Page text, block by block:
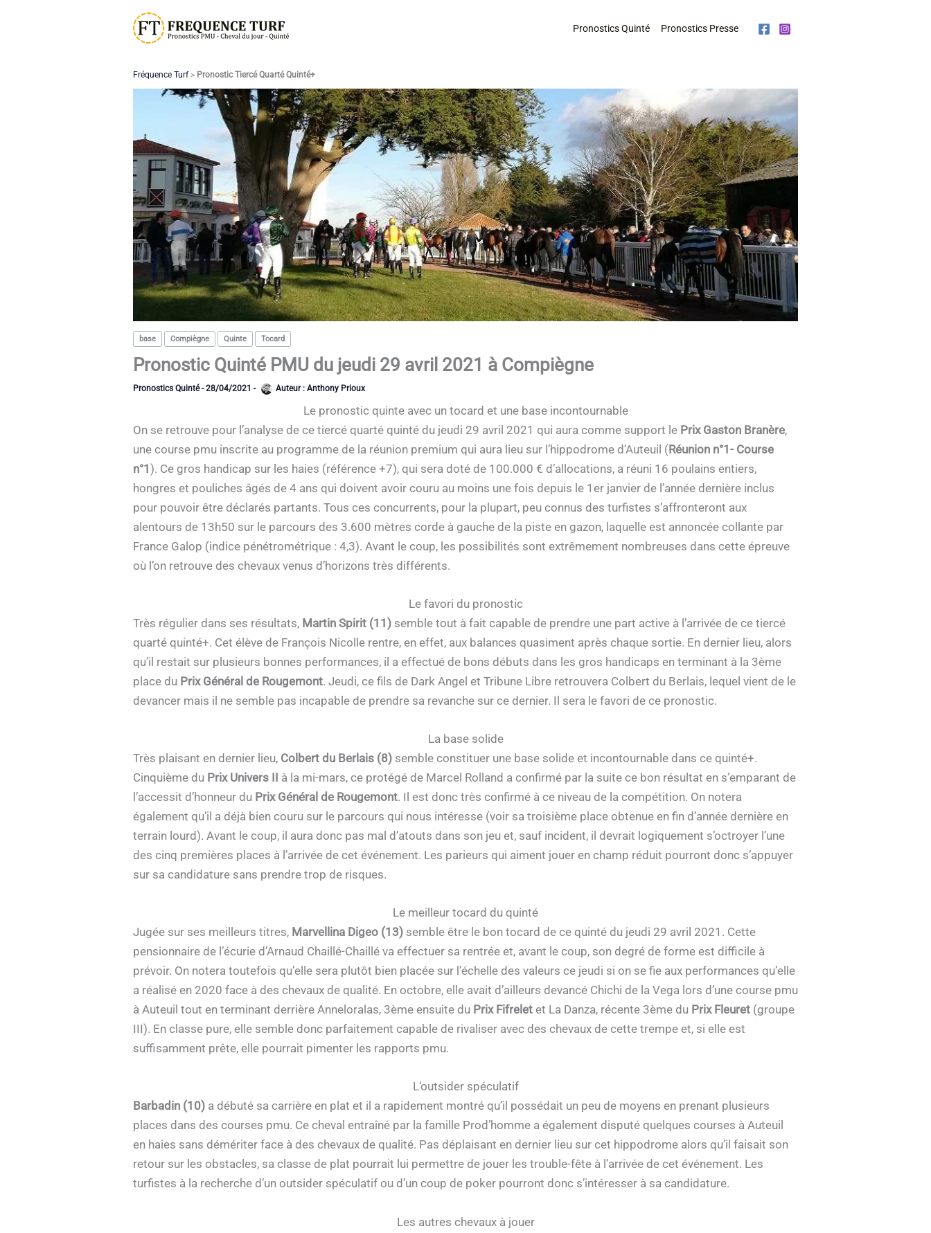
Pronostics Quinté Pronostics Presse
Fréquence Turf> Pronostic Tiercé Quarté Quinté+
base Compiègne Quinte Tocard
Pronostic Quinté PMU du jeudi 29 avril 2021 à Compiègne
Pronostics Quinté-28/04/2021 - Auteur : Anthony Prioux
Le pronostic quinte avec un tocard et une base incontournable
On se retrouve pour l’analyse de ce tiercé quarté quinté du jeudi 29 avril 2021 qui aura comme support le Prix Gaston Branère,
une course pmu inscrite au programme de la réunion premium qui aura lieu sur l’hippodrome d’Auteuil (Réunion n°1- Course
n°1). Ce gros handicap sur les haies (référence +7), qui sera doté de 100.000 € d’allocations, a réuni 16 poulains entiers,
hongres et pouliches âgés de 4 ans qui doivent avoir couru au moins une fois depuis le 1er janvier de l’année dernière inclus
pour pouvoir être déclarés partants. Tous ces concurrents, pour la plupart, peu connus des turfistes s’affronteront aux
alentours de 13h50 sur le parcours des 3.600 mètres corde à gauche de la piste en gazon, laquelle est annoncée collante par
France Galop (indice pénétrométrique : 4,3). Avant le coup, les possibilités sont extrêmement nombreuses dans cette épreuve
où l’on retrouve des chevaux venus d’horizons très différents.
Le favori du pronostic
Très régulier dans ses résultats, Martin Spirit (11) semble tout à fait capable de prendre une part active à l’arrivée de ce tiercé
quarté quinté+. Cet élève de François Nicolle rentre, en effet, aux balances quasiment après chaque sortie. En dernier lieu, alors
qu’il restait sur plusieurs bonnes performances, il a effectué de bons débuts dans les gros handicaps en terminant à la 3ème
place du Prix Général de Rougemont. Jeudi, ce fils de Dark Angel et Tribune Libre retrouvera Colbert du Berlais, lequel vient de le
devancer mais il ne semble pas incapable de prendre sa revanche sur ce dernier. Il sera le favori de ce pronostic.
La base solide
Très plaisant en dernier lieu, Colbert du Berlais (8) semble constituer une base solide et incontournable dans ce quinté+.
Cinquième du Prix Univers II à la mi-mars, ce protégé de Marcel Rolland a confirmé par la suite ce bon résultat en s’emparant de
l’accessit d’honneur du Prix Général de Rougemont. Il est donc très confirmé à ce niveau de la compétition. On notera
également qu’il a déjà bien couru sur le parcours qui nous intéresse (voir sa troisième place obtenue en fin d’année dernière en
terrain lourd). Avant le coup, il aura donc pas mal d’atouts dans son jeu et, sauf incident, il devrait logiquement s’octroyer l’une
des cinq premières places à l’arrivée de cet événement. Les parieurs qui aiment jouer en champ réduit pourront donc s’appuyer
sur sa candidature sans prendre trop de risques.
Le meilleur tocard du quinté
Jugée sur ses meilleurs titres, Marvellina Digeo (13) semble être le bon tocard de ce quinté du jeudi 29 avril 2021. Cette
pensionnaire de l’écurie d’Arnaud Chaillé-Chaillé va effectuer sa rentrée et, avant le coup, son degré de forme est difficile à
prévoir. On notera toutefois qu’elle sera plutôt bien placée sur l’échelle des valeurs ce jeudi si on se fie aux performances qu’elle
a réalisé en 2020 face à des chevaux de qualité. En octobre, elle avait d’ailleurs devancé Chichi de la Vega lors d’une course pmu
à Auteuil tout en terminant derrière Anneloralas, 3ème ensuite du Prix Fifrelet et La Danza, récente 3ème du Prix Fleuret (groupe
III). En classe pure, elle semble donc parfaitement capable de rivaliser avec des chevaux de cette trempe et, si elle est
suffisamment prête, elle pourrait pimenter les rapports pmu.
L’outsider spéculatif
Barbadin (10) a débuté sa carrière en plat et il a rapidement montré qu’il possédait un peu de moyens en prenant plusieurs
places dans des courses pmu. Ce cheval entraîné par la famille Prod’homme a également disputé quelques courses à Auteuil
en haies sans démériter face à des chevaux de qualité. Pas déplaisant en dernier lieu sur cet hippodrome alors qu’il faisait son
retour sur les obstacles, sa classe de plat pourrait lui permettre de jouer les trouble-fête à l’arrivée de cet événement. Les
turfistes à la recherche d’un outsider spéculatif ou d’un coup de poker pourront donc s’intéresser à sa candidature.
Les autres chevaux à jouer